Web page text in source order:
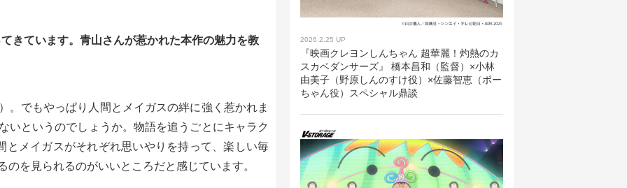
きています。青山さんが惹かれた本作の魅力を教
。でもやっぱり人間とメイガスの絆に強く惹かれま
いというのでしょうか。物語を追うごとにキャラク
とメイガスがそれぞれ思いやりを持って、楽しい毎
を見られるのがいいところだと感じています。
2026.2.25 UP
『映画クレヨンしんちゃん 超華麗！灼熱のカ
スカベダンサーズ』 橋本昌和（監督）×小林
由美子（野原しんのすけ役）×佐藤智恵（ボー
ちゃん役）スペシャル鼎談